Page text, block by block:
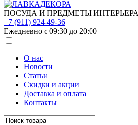
ПОСУДА И ПРЕДМЕТЫ ИНТЕРЬЕРА
+7 (911) 924-49-36
Ежедневно с 09:30 до 20:00
О нас
Новости
Статьи
Скидки и акции
Доставка и оплата
Контакты